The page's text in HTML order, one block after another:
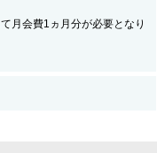
月会費1ヵ月分が必要となり